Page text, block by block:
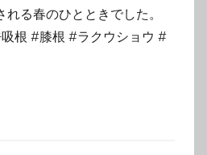
れる春のひとときでした。
根 #膝根 #ラクウショウ #